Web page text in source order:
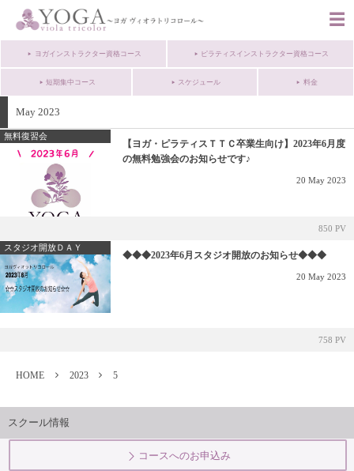
ヨガインストラクター資格コース ピラティスインストラクター資格コース
短期集中コース スケジュール 料金
May 2023
無料復習会
【ヨガ・ピラティスＴＴＣ卒業生向け】2023年6月度
の無料勉強会のお知らせです♪
20 May 2023
850 PV
スタジオ開放ＤＡＹ
◆◆◆2023年6月スタジオ開放のお知らせ◆◆◆
20 May 2023
758 PV
HOME 2023 5
スクール情報
コースへのお申込み